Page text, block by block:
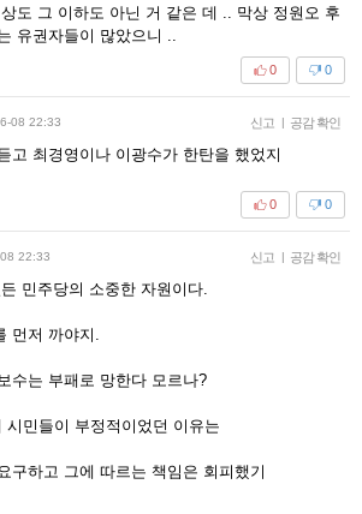
도 그 이하도 아닌 거 같은 데 .. 막상 정원오 후
유권자들이 많았으니 ..
0
0
08 22:33 신고 | 공감 확인
고 최경영이나 이광수가 한탄을 했었지
0
0
22:33 신고 | 공감 확인
민주당의 소중한 자원이다.
먼저 까야지.
수는 부패로 망한다 모르나?
시민들이 부정적이었던 이유는
구하고 그에 따르는 책임은 회피했기